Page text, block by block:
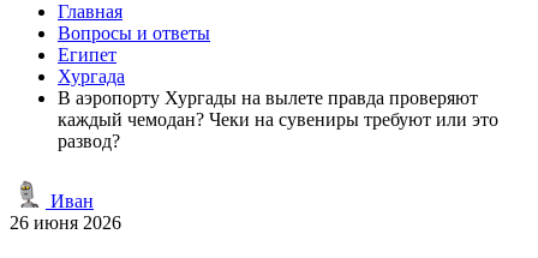
Главная
Вопросы и ответы
Египет
Хургада
В аэропорту Хургады на вылете правда проверяют
каждый чемодан? Чеки на сувениры требуют или это
развод?
Иван
26 июня 2026